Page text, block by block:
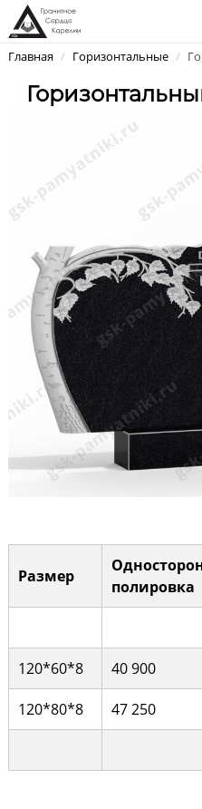
Главная / Горизонтальные /
Размер
полировка
120*60*8 40 900
120*80*8 47 250